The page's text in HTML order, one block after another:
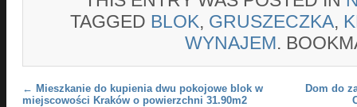
TAGGED BLOK, GRUSZECZKA,
WYNAJEM.
Post navigation
← Mieszkanie do kupienia dwu pokojowe blok w
miejscowości Kraków o powierzchni 31.90m2
Dom do